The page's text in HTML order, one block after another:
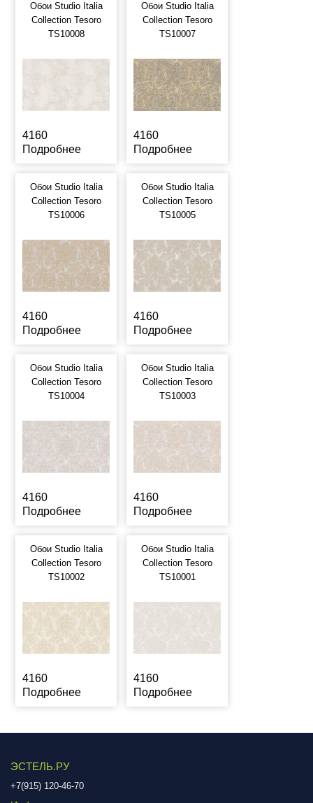
Обои Studio Italia
Collection Tesoro
TS10008
4160
Подробнее
Обои Studio Italia
Collection Tesoro
TS10007
4160
Подробнее
Обои Studio Italia
Collection Tesoro
TS10006
4160
Подробнее
Обои Studio Italia
Collection Tesoro
TS10005
4160
Подробнее
Обои Studio Italia
Collection Tesoro
TS10004
4160
Подробнее
Обои Studio Italia
Collection Tesoro
TS10003
4160
Подробнее
Обои Studio Italia
Collection Tesoro
TS10002
4160
Подробнее
Обои Studio Italia
Collection Tesoro
TS10001
4160
Подробнее
ЭСТЕЛЬ.РУ
+7(915) 120-46-70